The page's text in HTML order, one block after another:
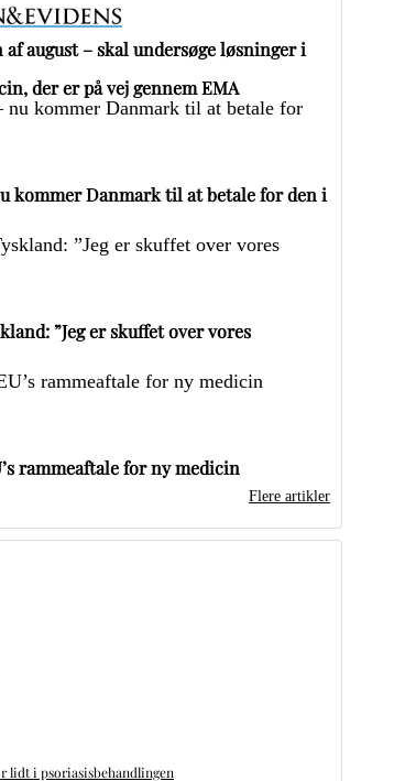
august – skal undersøge løsninger i
der er på vej gennem EMA
kommer Danmark til at betale for den i
”Jeg er skuffet over vores
rammeaftale for ny medicin
Flere artikler
lidt i psoriasisbehandlingen